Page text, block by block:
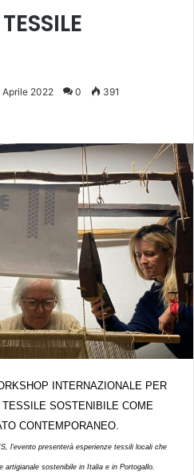
Aprile 2022 0 391
INTERNAZIONALE PER
SOSTENIBILE COME
CONTEMPORANEO.
l’evento presenterà esperienze tessili locali che
sostenibile in Italia e in Portogallo.